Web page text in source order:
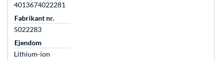
4013674022281
Fabrikant nr.
5022283
Ejendom
Lithium-ion